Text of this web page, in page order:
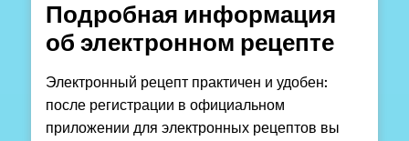
Подробная информация
об электронном рецепте
Электронный рецепт практичен и удобен:
после регистрации в официальном
приложении для электронных рецептов вы